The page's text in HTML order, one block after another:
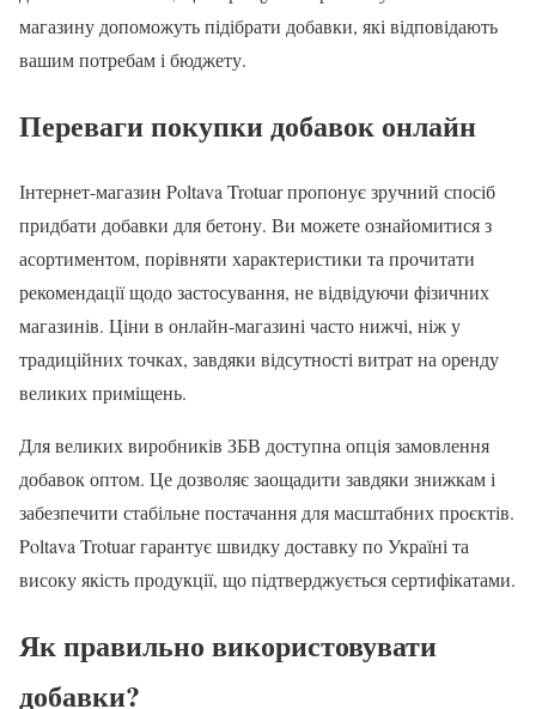
магазину допоможуть підібрати добавки, які відповідають
вашим потребам і бюджету.
Переваги покупки добавок онлайн
Інтернет-магазин Poltava Trotuar пропонує зручний спосіб
придбати добавки для бетону. Ви можете ознайомитися з
асортиментом, порівняти характеристики та прочитати
рекомендації щодо застосування, не відвідуючи фізичних
магазинів. Ціни в онлайн-магазині часто нижчі, ніж у
традиційних точках, завдяки відсутності витрат на оренду
великих приміщень.
Для великих виробників ЗБВ доступна опція замовлення
добавок оптом. Це дозволяє заощадити завдяки знижкам і
забезпечити стабільне постачання для масштабних проєктів.
Poltava Trotuar гарантує швидку доставку по Україні та
високу якість продукції, що підтверджується сертифікатами.
Як правильно використовувати
добавки?